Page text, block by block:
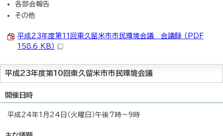
各部会報告
その他
平成23年度第11回東久留米市市民環境会議 会議録 （PDF
158.6 KB）
平成23年度第10回東久留米市市民環境会議
開催日時
平成24年1月24日（火曜日）午後7時～9時